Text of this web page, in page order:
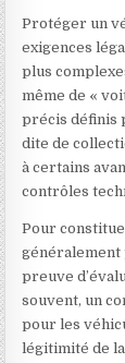
Protéger un
exigences
plus
même de «
précis définis
dite de
à certains
contrôles
Pour
généralement
preuve
souvent, un
pour les
légitimité de